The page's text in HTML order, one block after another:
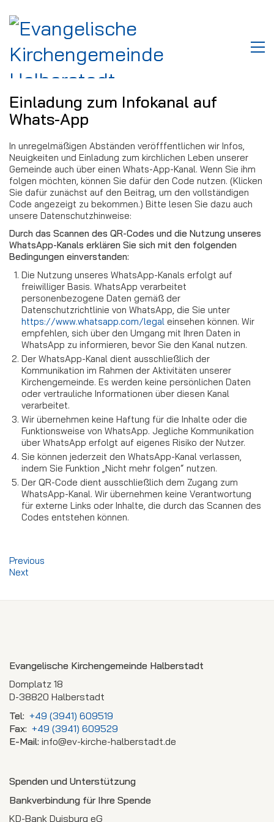
Einladung zum Infokanal auf
Whats-App
In unregelmäßigen Abständen veröfffentlichen wir Infos,
Neuigkeiten und Einladung zum kirchlichen Leben unserer
Gemeinde auch über einen Whats-App-Kanal. Wenn Sie ihm
folgen möchten, können Sie dafür den Code nutzen. (Klicken
Sie dafür zunächst auf den Beitrag, um den vollständigen
Code angezeigt zu bekommen.) Bitte lesen Sie dazu auch
unsere Datenschutzhinweise:
Durch das Scannen des QR-Codes und die Nutzung unseres
WhatsApp-Kanals erklären Sie sich mit den folgenden
Bedingungen einverstanden:
Die Nutzung unseres WhatsApp-Kanals erfolgt auf
freiwilliger Basis. WhatsApp verarbeitet
personenbezogene Daten gemäß der
Datenschutzrichtlinie von WhatsApp, die Sie unter
https://www.whatsapp.com/legal einsehen können. Wir
empfehlen, sich über den Umgang mit Ihren Daten in
WhatsApp zu informieren, bevor Sie den Kanal nutzen.
Der WhatsApp-Kanal dient ausschließlich der
Kommunikation im Rahmen der Aktivitäten unserer
Kirchengemeinde. Es werden keine persönlichen Daten
oder vertrauliche Informationen über diesen Kanal
verarbeitet.
Wir übernehmen keine Haftung für die Inhalte oder die
Funktionsweise von WhatsApp. Jegliche Kommunikation
über WhatsApp erfolgt auf eigenes Risiko der Nutzer.
Sie können jederzeit den WhatsApp-Kanal verlassen,
indem Sie Funktion „Nicht mehr folgen“ nutzen.
Der QR-Code dient ausschließlich dem Zugang zum
WhatsApp-Kanal. Wir übernehmen keine Verantwortung
für externe Links oder Inhalte, die durch das Scannen des
Codes entstehen können.
Previous
Next
Evangelische Kirchengemeinde Halberstadt
Domplatz 18
D-38820 Halberstadt
Tel: +49 (3941) 609519
Fax: +49 (3941) 609529
E-Mail: info@ev-kirche-halberstadt.de
Spenden und Unterstützung
Bankverbindung für Ihre Spende
KD-Bank Duisburg eG